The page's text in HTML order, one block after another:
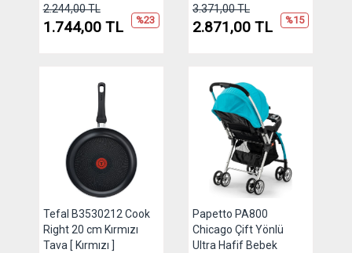
2.244,00 TL
%23
1.744,00 TL
3.371,00 TL
%15
2.871,00 TL
Tefal B3530212 Cook
Right 20 cm Kırmızı
Tava [ Kırmızı ]
Papetto PA800
Chicago Çift Yönlü
Ultra Hafif Bebek